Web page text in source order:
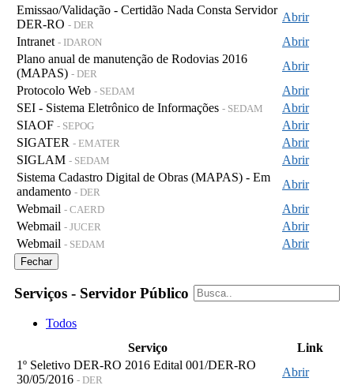
Emissao/Validação - Certidão Nada Consta Servidor
DER-RO - DER
Abrir
Intranet - IDARON
Abrir
Plano anual de manutenção de Rodovias 2016
(MAPAS) - DER
Abrir
Protocolo Web - SEDAM
Abrir
SEI - Sistema Eletrônico de Informações - SEDAM
Abrir
SIAOF - SEPOG
Abrir
SIGATER - EMATER
Abrir
SIGLAM - SEDAM
Abrir
Sistema Cadastro Digital de Obras (MAPAS) - Em
andamento - DER
Abrir
Webmail - CAERD
Abrir
Webmail - JUCER
Abrir
Webmail - SEDAM Abrir
Fechar
Serviços - Servidor Público
Todos
Serviço
Link
1º Seletivo DER-RO 2016 Edital 001/DER-RO
30/05/2016 - DER
Abrir